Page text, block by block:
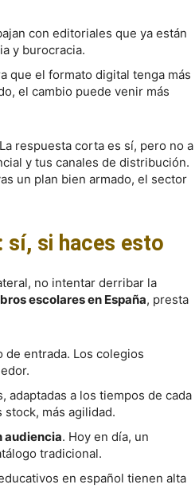
con editoriales que ya están
y burocracia.
que el formato digital tenga más
el cambio puede venir más
respuesta corta es sí, pero no a
y tus canales de distribución.
un plan bien armado, el sector
sí, si haces esto
no intentar derribar la
escolares en España, presta
de entrada. Los colegios
adaptadas a los tiempos de cada
más agilidad.
audiencia. Hoy en día, un
tradicional.
en español tienen alta